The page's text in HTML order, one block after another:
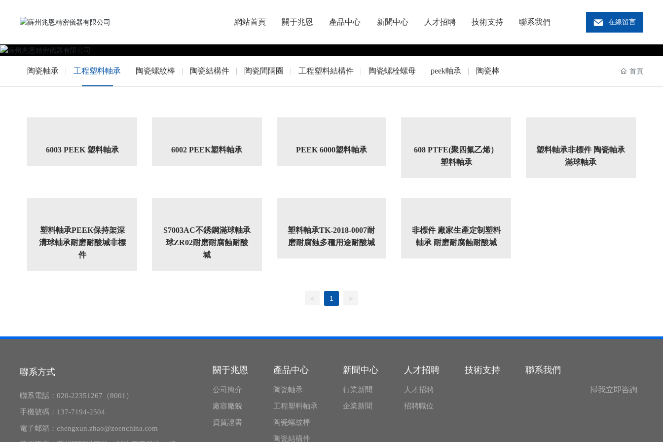
網站首頁 關于兆恩 產品中心 新聞中心 人才招聘 技術支持 聯系我們 在線留言
陶瓷軸承 工程塑料軸承 陶瓷螺紋棒 陶瓷結構件 陶瓷間隔圈 工程塑料結構件 陶瓷螺栓螺母 peek軸承 陶瓷棒 首頁
6003 PEEK 塑料軸承 6002 PEEK塑料軸承 PEEK 6000塑料軸承
608 PTFE(聚四氟乙烯）
塑料軸承
塑料軸承非標件 陶瓷軸承
滿球軸承
塑料軸承PEEK保持架深
溝球軸承耐磨耐酸堿非標
件
S7003AC不銹鋼滿球軸承
球ZR02耐磨耐腐蝕耐酸
堿
塑料軸承TK-2018-0007耐
磨耐腐蝕多種用途耐酸堿
非標件 廠家生產定制塑料
軸承 耐磨耐腐蝕耐酸堿
< 1 >
聯系方式
聯系電話：020-22351267（8001）
手機號碼： 137-7194-2504
電子郵箱：chengxun.zhao@zoenchina.com
關于兆恩
公司簡介
廠容廠貌
資質證書
產品中心
陶瓷軸承
工程塑料軸承
陶瓷螺紋棒
陶瓷結構件
新聞中心
行業新聞
企業新聞
人才招聘
人才招聘
招聘職位
技術支持 聯系我們
掃我立即咨詢